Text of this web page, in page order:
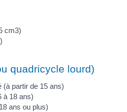
cm3)
quadricycle lourd)
(à partir de 15 ans)
à 18 ans)
ans ou plus)